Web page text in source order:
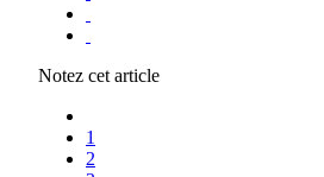
Notez cet article
1
2